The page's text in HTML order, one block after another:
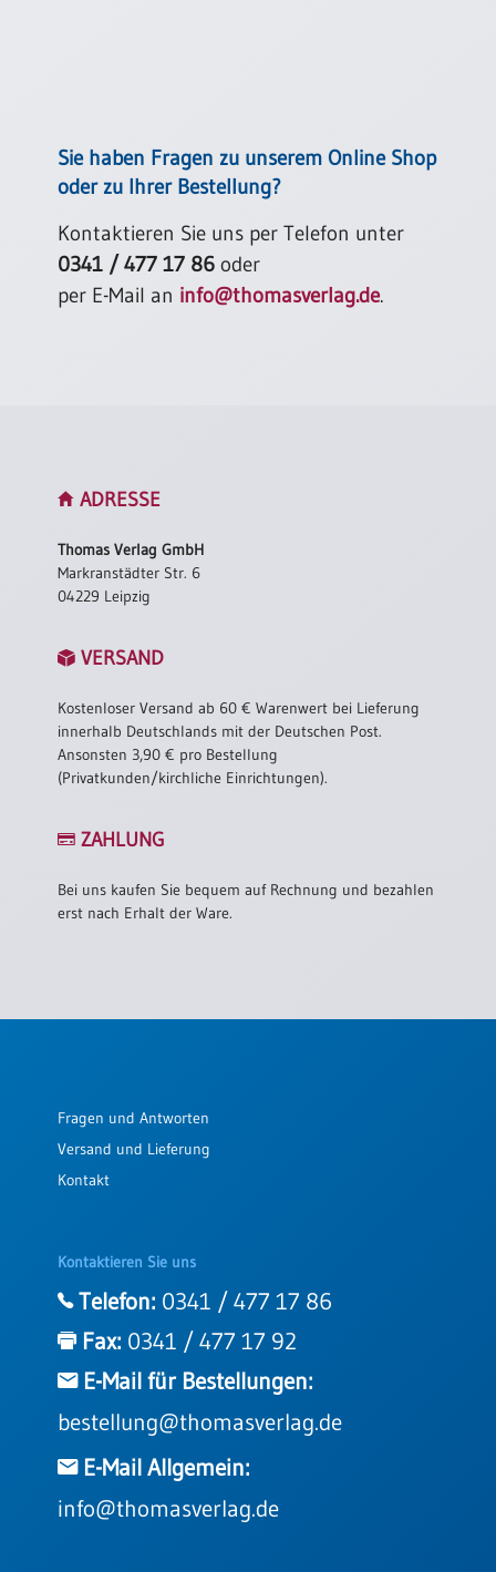
Sie haben Fragen zu unserem Online Shop
oder zu Ihrer Bestellung?
Kontaktieren Sie uns per Telefon unter
0341 / 477 17 86 oder
per E-Mail an info@thomasverlag.de.
ADRESSE
Thomas Verlag GmbH
Markranstädter Str. 6
04229 Leipzig
VERSAND
Kostenloser Versand ab 60 € Warenwert bei Lieferung
innerhalb Deutschlands mit der Deutschen Post.
Ansonsten 3,90 € pro Bestellung
(Privatkunden/kirchliche Einrichtungen).
ZAHLUNG
Bei uns kaufen Sie bequem auf Rechnung und bezahlen
erst nach Erhalt der Ware.
Fragen und Antworten
Versand und Lieferung
Kontakt
Kontaktieren Sie uns
Telefon: 0341 / 477 17 86
Fax: 0341 / 477 17 92
E-Mail für Bestellungen:
bestellung@thomasverlag.de
E-Mail Allgemein:
info@thomasverlag.de